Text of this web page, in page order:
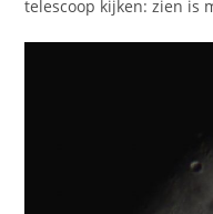
telescoop kijken: zien is